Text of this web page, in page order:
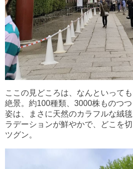
ここの見どころは、なんといって
絶景。約100種類、3000株ものつ
姿は、まさに天然のカラフルな絨
ラデーションが鮮やかで、どこを
ツグン。